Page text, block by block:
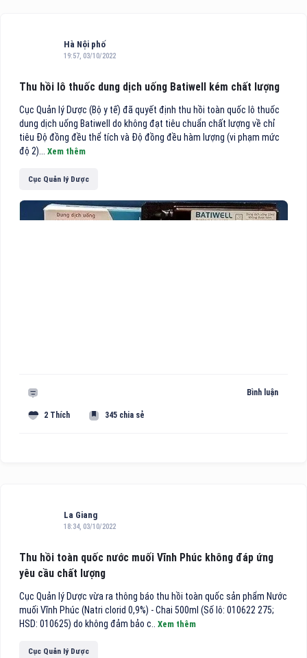
Hà Nội phố
19:57, 03/10/2022
Thu hồi lô thuốc dung dịch uống Batiwell kém chất lượng
Cục Quản lý Dược (Bộ y tế) đã quyết định thu hồi toàn quốc lô thuốc
dung dịch uống Batiwell do không đạt tiêu chuẩn chất lượng về chỉ
tiêu Độ đồng đều thể tích và Độ đồng đều hàm lượng (vi phạm mức
độ 2)... Xem thêm
Cục Quản lý Dược
Bình luận
2 Thích 345 chia sẻ
La Giang
18:34, 03/10/2022
Thu hồi toàn quốc nước muối Vĩnh Phúc không đáp ứng
yêu cầu chất lượng
Cục Quản lý Dược vừa ra thông báo thu hồi toàn quốc sản phẩm Nước
muối Vĩnh Phúc (Natri clorid 0,9%) - Chai 500ml (Số lô: 010622 275;
HSD: 010625) do không đảm bảo c.. Xem thêm
Cục Quản lý Dược